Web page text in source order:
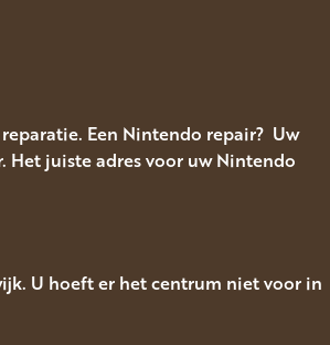
Een Nintendo repair? Uw
Het juiste adres voor uw Nintendo
U hoeft er het centrum niet voor in